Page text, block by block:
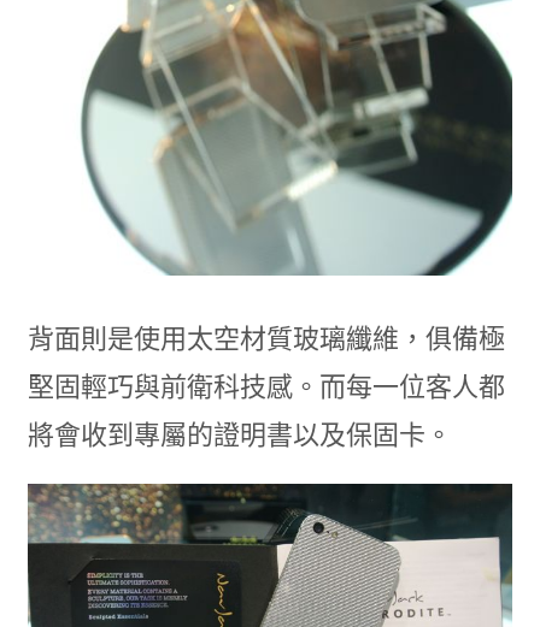
背面則是使用太空材質玻璃纖維，俱備極
堅固輕巧與前衛科技感。而每一位客人都
將會收到專屬的證明書以及保固卡。